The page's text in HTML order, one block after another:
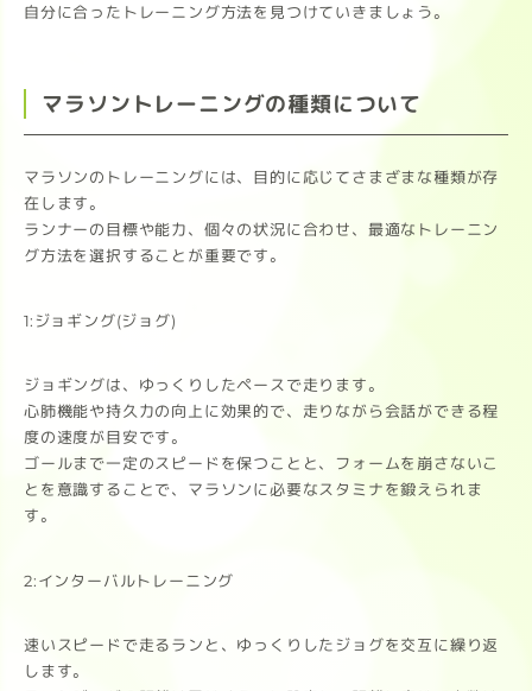
自分に合ったトレーニング方法を見つけていきましょう。
マラソントレーニングの種類について
マラソンのトレーニングには、目的に応じてさまざまな種類が存
在します。
ランナーの目標や能力、個々の状況に合わせ、最適なトレーニン
グ方法を選択することが重要です。
1:ジョギング(ジョグ)
ジョギングは、ゆっくりしたペースで走ります。
心肺機能や持久力の向上に効果的で、走りながら会話ができる程
度の速度が目安です。
ゴールまで一定のスピードを保つことと、フォームを崩さないこ
とを意識することで、マラソンに必要なスタミナを鍛えられま
す。
2:インターバルトレーニング
速いスピードで走るランと、ゆっくりしたジョグを交互に繰り返
します。